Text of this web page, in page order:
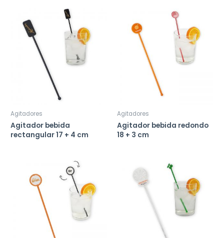
Agitadores
Agitador bebida
rectangular 17 + 4 cm
Agitadores
Agitador bebida redondo
18 + 3 cm